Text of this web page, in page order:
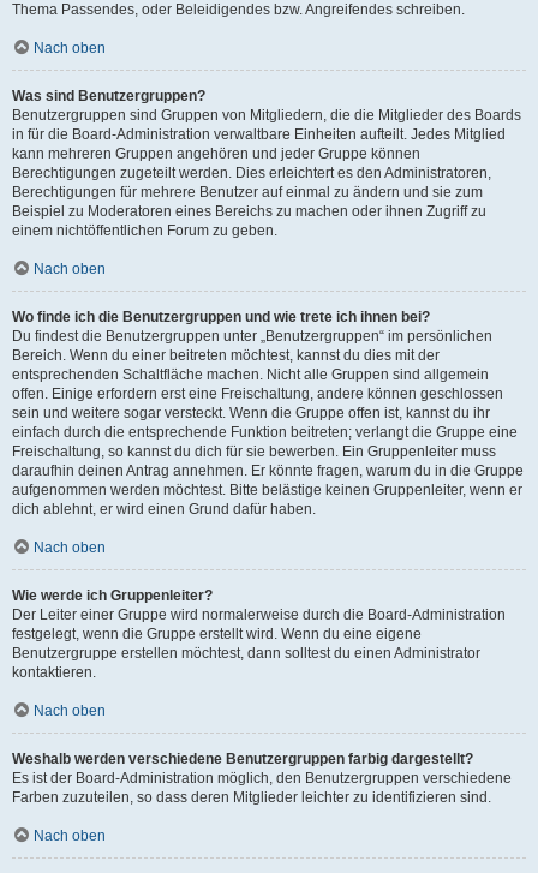
Thema Passendes, oder Beleidigendes bzw. Angreifendes schreiben.
Nach oben
Was sind Benutzergruppen?
Benutzergruppen sind Gruppen von Mitgliedern, die die Mitglieder des Boards
in für die Board-Administration verwaltbare Einheiten aufteilt. Jedes Mitglied
kann mehreren Gruppen angehören und jeder Gruppe können
Berechtigungen zugeteilt werden. Dies erleichtert es den Administratoren,
Berechtigungen für mehrere Benutzer auf einmal zu ändern und sie zum
Beispiel zu Moderatoren eines Bereichs zu machen oder ihnen Zugriff zu
einem nichtöffentlichen Forum zu geben.
Nach oben
Wo finde ich die Benutzergruppen und wie trete ich ihnen bei?
Du findest die Benutzergruppen unter „Benutzergruppen“ im persönlichen
Bereich. Wenn du einer beitreten möchtest, kannst du dies mit der
entsprechenden Schaltfläche machen. Nicht alle Gruppen sind allgemein
offen. Einige erfordern erst eine Freischaltung, andere können geschlossen
sein und weitere sogar versteckt. Wenn die Gruppe offen ist, kannst du ihr
einfach durch die entsprechende Funktion beitreten; verlangt die Gruppe eine
Freischaltung, so kannst du dich für sie bewerben. Ein Gruppenleiter muss
daraufhin deinen Antrag annehmen. Er könnte fragen, warum du in die Gruppe
aufgenommen werden möchtest. Bitte belästige keinen Gruppenleiter, wenn er
dich ablehnt, er wird einen Grund dafür haben.
Nach oben
Wie werde ich Gruppenleiter?
Der Leiter einer Gruppe wird normalerweise durch die Board-Administration
festgelegt, wenn die Gruppe erstellt wird. Wenn du eine eigene
Benutzergruppe erstellen möchtest, dann solltest du einen Administrator
kontaktieren.
Nach oben
Weshalb werden verschiedene Benutzergruppen farbig dargestellt?
Es ist der Board-Administration möglich, den Benutzergruppen verschiedene
Farben zuzuteilen, so dass deren Mitglieder leichter zu identifizieren sind.
Nach oben